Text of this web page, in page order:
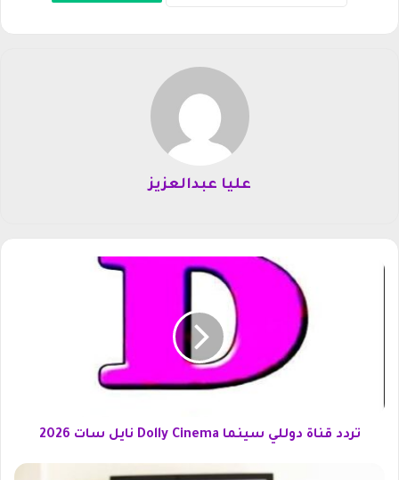
عليا عبدالعزيز
ت
تردد قناة دوللي سينما Dolly Cinema نايل سات 2026